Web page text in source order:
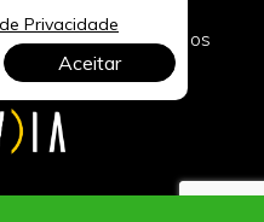
Digital. Todos os
Privacidade
Aceitar